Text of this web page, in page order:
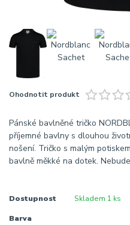
Ohodnotit produkt
Pánské bavlněné tričko
příjemné bavlny s dlouhou
nošení. Tričko s malým
bavlně měkké na dotek.
Dostupnost Skladem 1 ks
Barva